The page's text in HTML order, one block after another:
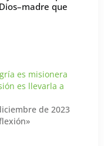
que
es misionera
es llevarla a
de 2023